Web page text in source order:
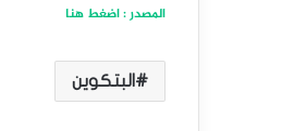
المصدر : اضغط هنا
البتكوين